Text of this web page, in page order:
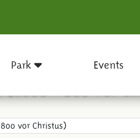
Park Events
(2000 - 800 vor